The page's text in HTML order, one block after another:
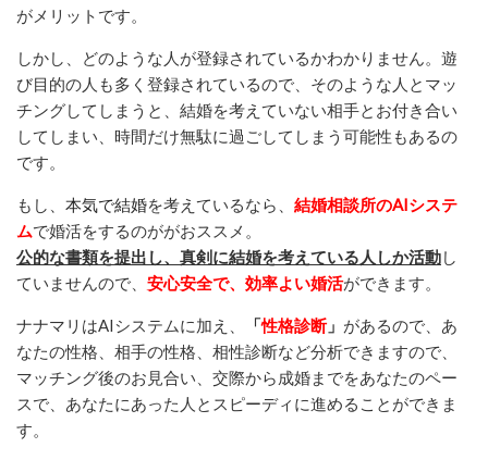
がメリットです。
しかし、どのような人が登録されているかわかりません。遊
び目的の人も多く登録されているので、そのような人とマッ
チングしてしまうと、結婚を考えていない相手とお付き合い
してしまい、時間だけ無駄に過ごしてしまう可能性もあるの
です。
もし、 本気で結婚を考えているなら、 結婚相談所のAIシステ
ムで婚活をするのががおススメ。
公的な書類を提出し、真剣に結婚を考えている人しか活動し
ていませんので、 安心安全で、効率よい婚活ができます。
ナナマリはAIシステムに加え、 「性格診断」 があるので、あ
なたの性格、相手の性格、相性診断など分析できますので、
マッチング後のお見合い、交際から成婚までをあなたのペー
スで、あなたにあった人とスピーディに進めることができま
す。